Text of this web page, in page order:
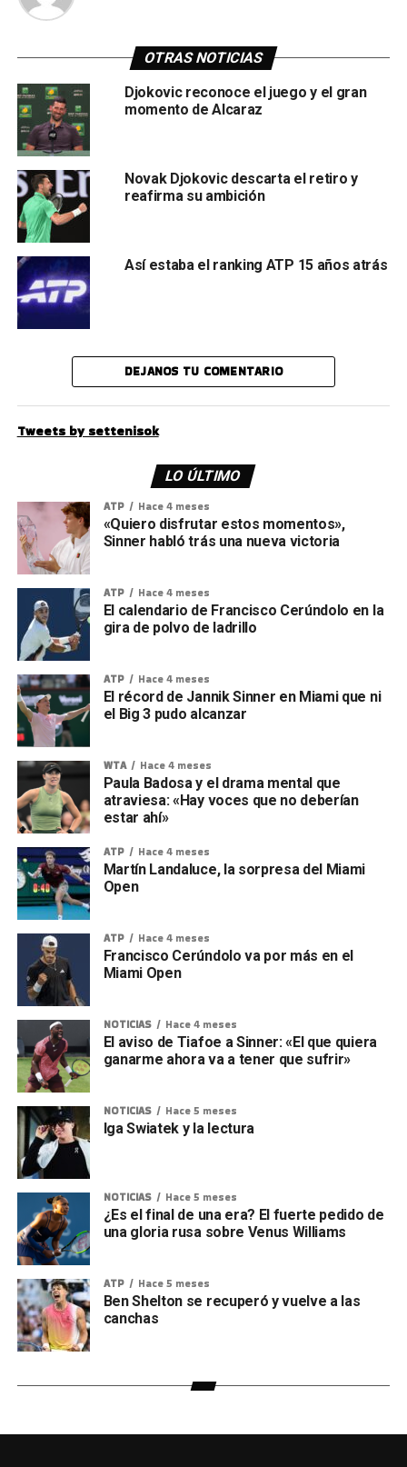
OTRAS NOTICIAS
Djokovic reconoce el juego y el gran
momento de Alcaraz
Novak Djokovic descarta el retiro y
reafirma su ambición
Así estaba el ranking ATP 15 años atrás
DEJANOS TU COMENTARIO
Tweets by settenisok
LO ÚLTIMO
ATP Hace 4 meses
«Quiero disfrutar estos momentos»,
Sinner habló trás una nueva victoria
ATP Hace 4 meses
El calendario de Francisco Cerúndolo en la
gira de polvo de ladrillo
ATP Hace 4 meses
El récord de Jannik Sinner en Miami que ni
el Big 3 pudo alcanzar
WTA Hace 4 meses
Paula Badosa y el drama mental que
atraviesa: «Hay voces que no deberían
estar ahí»
ATP Hace 4 meses
Martín Landaluce, la sorpresa del Miami
Open
ATP Hace 4 meses
Francisco Cerúndolo va por más en el
Miami Open
NOTICIAS Hace 4 meses
El aviso de Tiafoe a Sinner: «El que quiera
ganarme ahora va a tener que sufrir»
NOTICIAS Hace 5 meses
Iga Swiatek y la lectura
NOTICIAS Hace 5 meses
¿Es el final de una era? El fuerte pedido de
una gloria rusa sobre Venus Williams
ATP Hace 5 meses
Ben Shelton se recuperó y vuelve a las
canchas